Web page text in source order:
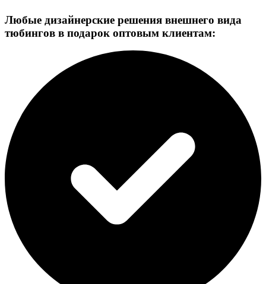
Любые дизайнерские решения внешнего вида
тюбингов в подарок оптовым клиентам: